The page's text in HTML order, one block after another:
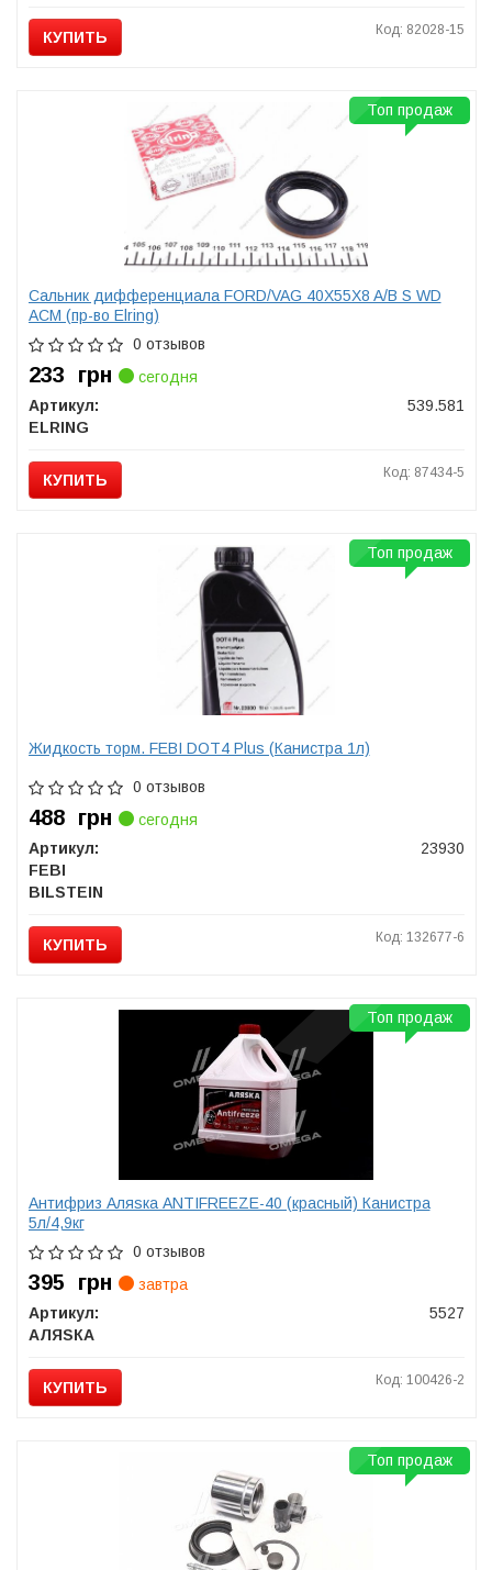
КУПИТЬ Код: 82028-15
Сальник дифференциала FORD/VAG 40X55X8 A/B S WD
ACM (пр-во Elring)
0 отзывов
233 грн
сегодня
Артикул:
539.581
ELRING
КУПИТЬ Код: 87434-5
Топ продаж
Жидкость торм. FEBI DOT4 Plus (Канистра 1л)
0 отзывов
488 грн
сегодня
Артикул:
23930
FEBI
BILSTEIN
КУПИТЬ Код: 132677-6
Топ продаж
Антифриз Аляsка ANTIFREEZE-40 (красный) Канистра
5л/4,9кг
0 отзывов
395 грн
завтра
Артикул:
5527
АЛЯSКА
КУПИТЬ Код: 100426-2
Топ продаж
Топ продаж